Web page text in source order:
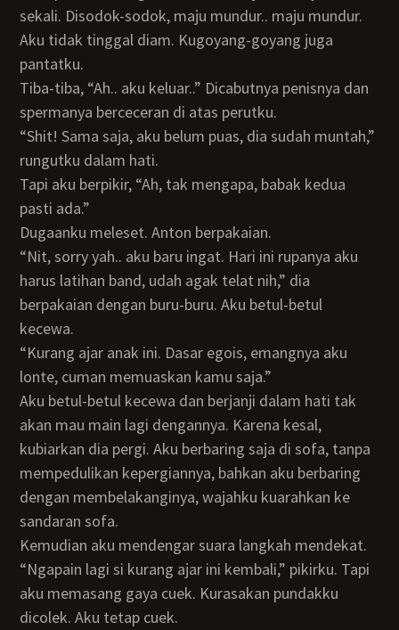
sekali. Disodok-sodok, maju mundur.. maju mundur.
Aku tidak tinggal diam. Kugoyang-goyang juga
pantatku.
Tiba-tiba, “Ah.. aku keluar..” Dicabutnya penisnya dan
spermanya berceceran di atas perutku.
“Shit! Sama saja, aku belum puas, dia sudah muntah,”
rungutku dalam hati.
Tapi aku berpikir, “Ah, tak mengapa, babak kedua
pasti ada.”
Dugaanku meleset. Anton berpakaian.
“Nit, sorry yah.. aku baru ingat. Hari ini rupanya aku
harus latihan band, udah agak telat nih,” dia
berpakaian dengan buru-buru. Aku betul-betul
kecewa.
“Kurang ajar anak ini. Dasar egois, emangnya aku
lonte, cuman memuaskan kamu saja.”
Aku betul-betul kecewa dan berjanji dalam hati tak
akan mau main lagi dengannya. Karena kesal,
kubiarkan dia pergi. Aku berbaring saja di sofa, tanpa
mempedulikan kepergiannya, bahkan aku berbaring
dengan membelakanginya, wajahku kuarahkan ke
sandaran sofa.
Kemudian aku mendengar suara langkah mendekat.
“Ngapain lagi si kurang ajar ini kembali,” pikirku. Tapi
aku memasang gaya cuek. Kurasakan pundakku
dicolek. Aku tetap cuek.